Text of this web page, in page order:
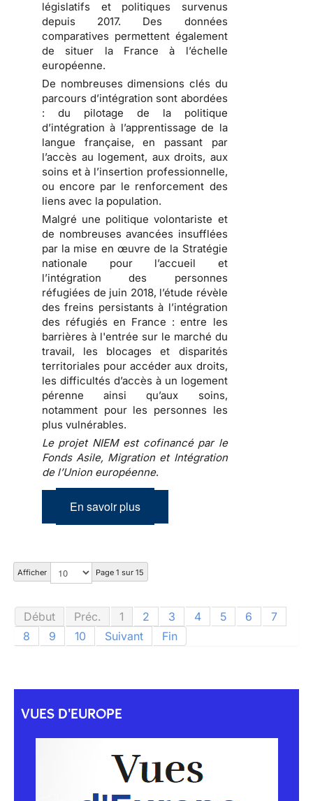
législatifs et politiques survenus
depuis 2017. Des données
comparatives permettent également
de situer la France à l’échelle
européenne.
De nombreuses dimensions clés du
parcours d’intégration sont abordées
: du pilotage de la politique
d’intégration à l’apprentissage de la
langue française, en passant par
l’accès au logement, aux droits, aux
soins et à l’insertion professionnelle,
ou encore par le renforcement des
liens avec la population.
Malgré une politique volontariste et
de nombreuses avancées insufflées
par la mise en œuvre de la Stratégie
nationale pour l’accueil et
l’intégration des personnes
réfugiées de juin 2018, l’étude révèle
des freins persistants à l’intégration
des réfugiés en France : entre les
barrières à l'entrée sur le marché du
travail, les blocages et disparités
territoriales pour accéder aux droits,
les difficultés d’accès à un logement
pérenne ainsi qu’aux soins,
notamment pour les personnes les
plus vulnérables.
Le projet NIEM est cofinancé par le
Fonds Asile, Migration et Intégration
de l’Union européenne.
En savoir plus
Afficher Page 1 sur 15
Début Préc. 1 2 3 4 5 6
7
8
9 10 Suivant Fin
VUES D'EUROPE